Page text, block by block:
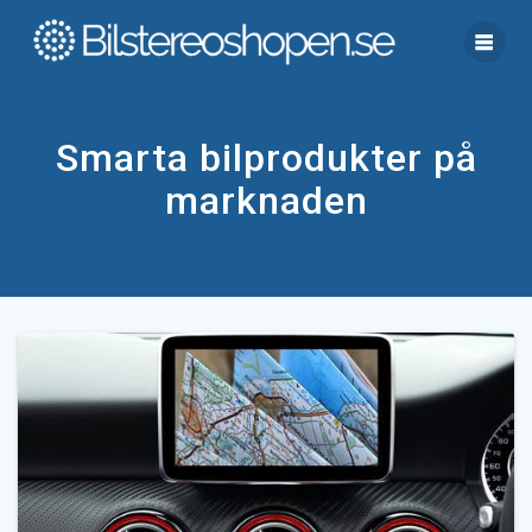
to
content
Smarta bilprodukter på
marknaden